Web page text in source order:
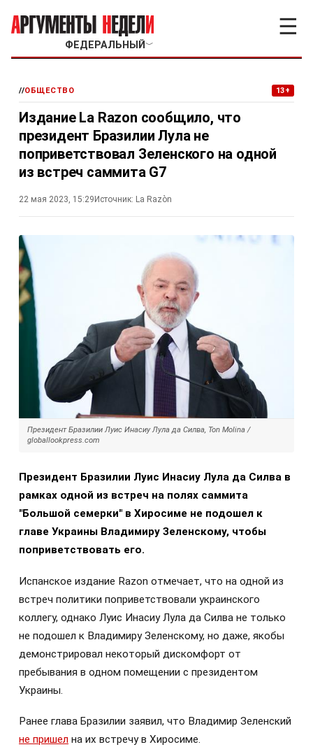
ФЕДЕРАЛЬНЫЙ ﹀
☰
//ОБЩЕСТВО 13+
Издание La Razon сообщило, что
президент Бразилии Лула не
поприветствовал Зеленского на одной
из встреч саммита G7
22 мая 2023, 15:29 Источник: La Razòn
Президент Бразилии Луис Инасиу Лула да Силва, Ton Molina /
globallookpress.com
Президент Бразилии Луис Инасиу Лула да Силва в
рамках одной из встреч на полях саммита
"Большой семерки" в Хиросиме не подошел к
главе Украины Владимиру Зеленскому, чтобы
поприветствовать его.
Испанское издание Razon отмечает, что на одной из
встреч политики поприветствовали украинского
коллегу, однако Луис Инасиу Лула да Силва не только
не подошел к Владимиру Зеленскому, но даже, якобы
демонстрировал некоторый дискомфорт от
пребывания в одном помещении с президентом
Украины.
Ранее глава Бразилии заявил, что Владимир Зеленский
не пришел на их встречу в Хиросиме.